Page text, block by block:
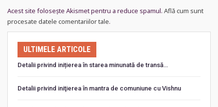
Acest site folosește Akismet pentru a reduce spamul. Află cum sunt
procesate datele comentariilor tale.
ULTIMELE ARTICOLE
Detalii privind inițierea în starea minunată de transă…
Detalii privind iniţierea în mantra de comuniune cu Vishnu